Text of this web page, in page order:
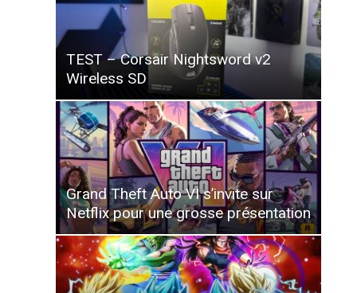
TEST – Corsair Nightsword v2
Wireless SD
Grand Theft Auto VI s’invite sur
Netflix pour une grosse présentation